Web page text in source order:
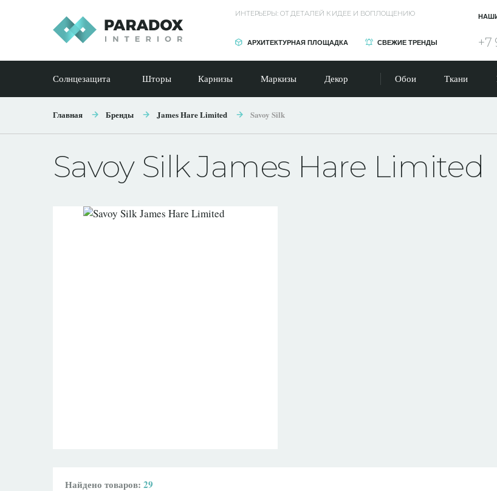
ИНТЕРЬЕРЫ: ОТ ДЕТАЛЕЙ К ИДЕЕ И ВОПЛОЩЕНИЮ
АРХИТЕКТУРНАЯ ПЛОЩАДКА СВЕЖИЕ ТРЕНДЫ +7
Солнцезащита Шторы Карнизы Маркизы Декор Обои Ткани
Главная Бренды James Hare Limited Savoy Silk
Savoy Silk James Hare Limited
Найдено товаров: 29